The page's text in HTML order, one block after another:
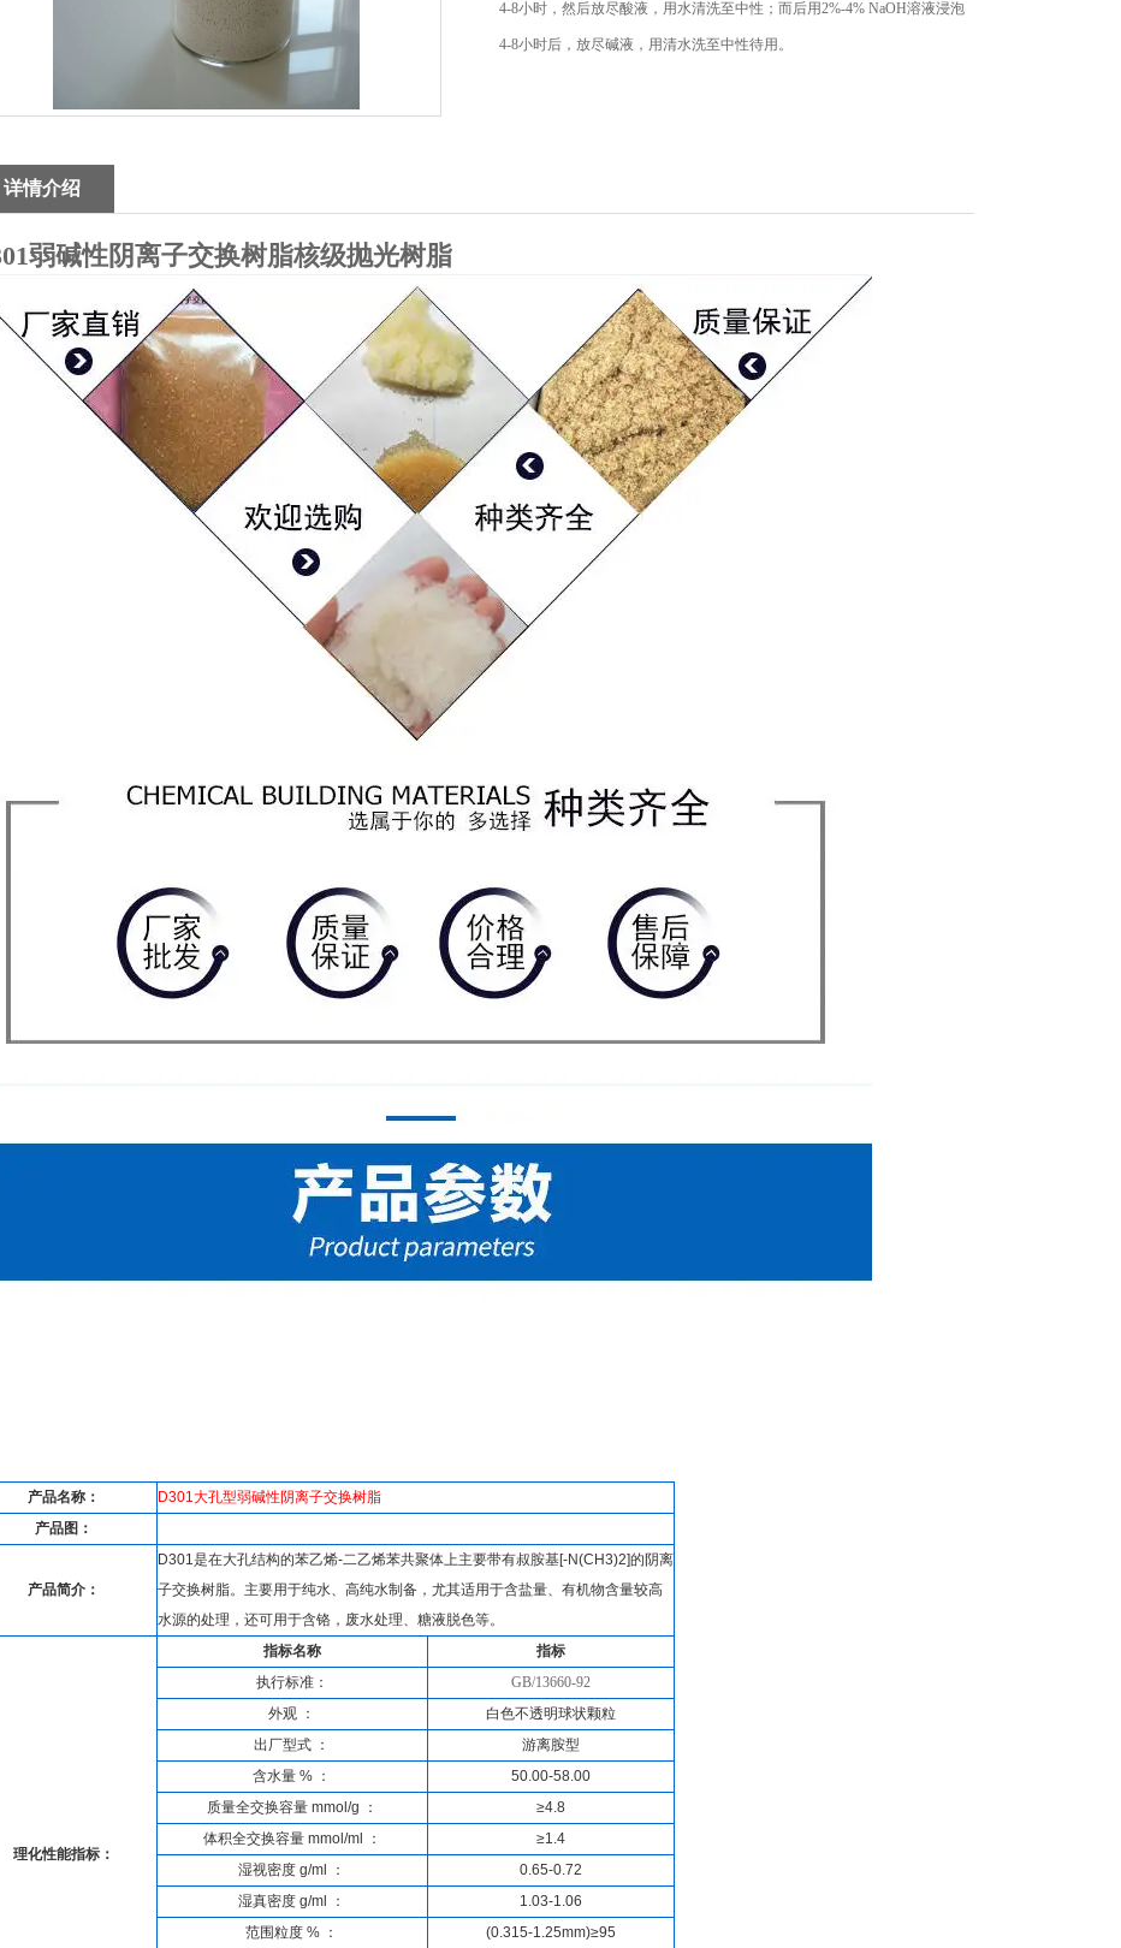
4-8小时，然后放尽酸液，用水清洗至中性；而后用2%-4% NaOH溶液浸泡
4-8小时后，放尽碱液，用清水洗至中性待用。
详情介绍
弱碱性阴离子交换树脂核级抛光树脂
产品名称： D301大孔型弱碱性阴离子交换树脂
产品图：
产品简介：
D301是在大孔结构的苯乙烯-二乙烯苯共聚体上主要带有叔胺基[-N(CH3)2]的阴离
子交换树脂。主要用于纯水、高纯水制备，尤其适用于含盐量、有机物含量较高
水源的处理，还可用于含铬，废水处理、糖液脱色等。
理化性能指标：
指标名称
指标
执行标准：
GB/13660-92
外观 ：
白色不透明球状颗粒
出厂型式 ：
游离胺型
含水量 % ：
50.00-58.00
质量全交换容量mmol/g ：
≥4.8
体积全交换容量mmol/ml ：
≥1.4
湿视密度 g/ml ：
0.65-0.72
湿真密度 g/ml ：
1.03-1.06
范围粒度 % ： (0.315-1.25mm)≥95